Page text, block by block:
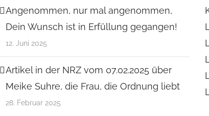
Angenommen, nur mal angenommen,
Dein Wunsch ist in Erfüllung gegangen!
12. Juni 2025
Artikel in der NRZ vom 07.02.2025 über
Meike Suhre, die Frau, die Ordnung liebt
28. Februar 2025